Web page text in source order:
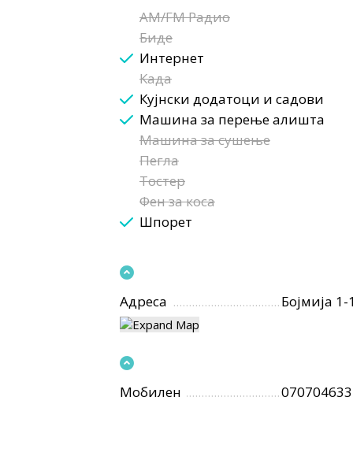
AM/FM Радио
Биде
Интернет
Када
Кујнски додатоци и садови
Машина за перење алишта
Машина за сушење
Пегла
Тостер
Фен за коса
Шпорет
Адреса Бојмија 1-
Мобилен 070704633